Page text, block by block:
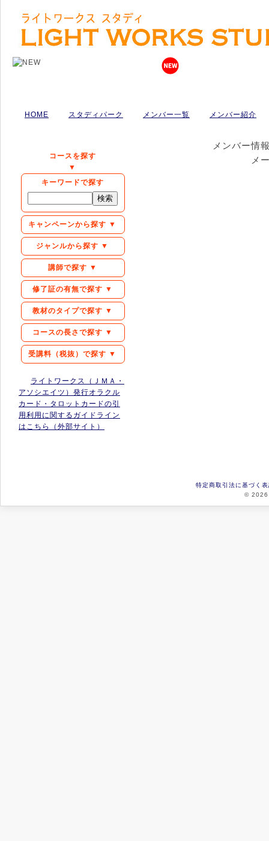
HOME スタディパーク メンバー一覧 メンバー紹介
コースを探す
▼
キーワードで探す
キャンペーンから探す ▼
ジャンルから探す ▼
講師で探す ▼
修了証の有無で探す ▼
教材のタイプで探す ▼
コースの長さで探す ▼
受講料（税抜）で探す ▼
ライトワークス（ＪＭＡ・
アソシエイツ）発行オラクル
カード・タロットカードの引
用利用に関するガイドライン
はこちら（外部サイト）
メンバー情
メ
特定商取引法に基づく
© 2026